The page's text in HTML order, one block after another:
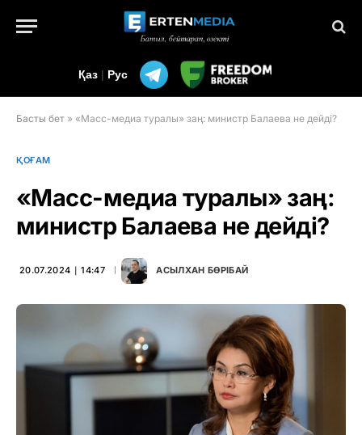
Қаз | Рус
Басты бет » «Масс-медиа туралы» заң: министр Балаева не дейді?
ҚОҒАМ
«Масс-медиа туралы» заң:
министр Балаева не дейді?
20.07.2024 ∣ 14:47 АСЫЛХАН БӨРІБАЙ